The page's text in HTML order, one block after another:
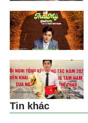
Tin khác